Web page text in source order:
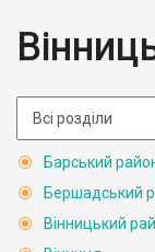
Барський
Бершадський
Вінницький